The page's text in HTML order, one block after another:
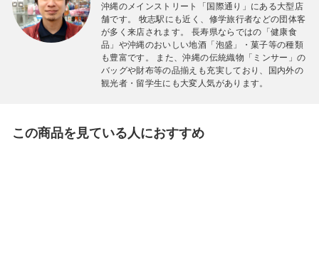
沖縄のメインストリート「国際通り」にある大型店
舗です。 牧志駅にも近く、修学旅行者などの団体客
が多く来店されます。 長寿県ならではの「健康食
品」や沖縄のおいしい地酒「泡盛」・菓子等の種類
も豊富です。 また、沖縄の伝統織物「ミンサー」の
バッグや財布等の品揃えも充実しており、国内外の
観光者・留学生にも大変人気があります。
この商品を見ている人におすすめ